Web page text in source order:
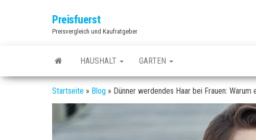
Preisfuerst
Preisvergleich und Kaufratgeber
HAUSHALT GARTEN
Startseite » Blog » Dünner werdendes Haar bei Frauen: